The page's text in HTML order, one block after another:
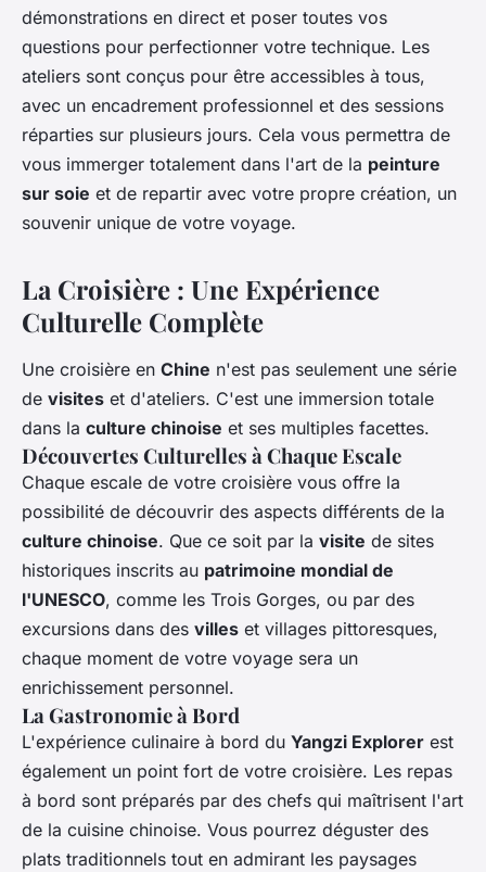
démonstrations en direct et poser toutes vos
questions pour perfectionner votre technique. Les
ateliers sont conçus pour être accessibles à tous,
avec un encadrement professionnel et des sessions
réparties sur plusieurs jours. Cela vous permettra de
vous immerger totalement dans l'art de la peinture
sur soie et de repartir avec votre propre création, un
souvenir unique de votre voyage.
La Croisière : Une Expérience
Culturelle Complète
Une croisière en Chine n'est pas seulement une série
de visites et d'ateliers. C'est une immersion totale
dans la culture chinoise et ses multiples facettes.
Découvertes Culturelles à Chaque Escale
Chaque escale de votre croisière vous offre la
possibilité de découvrir des aspects différents de la
culture chinoise. Que ce soit par la visite de sites
historiques inscrits au patrimoine mondial de
l'UNESCO, comme les Trois Gorges, ou par des
excursions dans des villes et villages pittoresques,
chaque moment de votre voyage sera un
enrichissement personnel.
La Gastronomie à Bord
L'expérience culinaire à bord du Yangzi Explorer est
également un point fort de votre croisière. Les repas
à bord sont préparés par des chefs qui maîtrisent l'art
de la cuisine chinoise. Vous pourrez déguster des
plats traditionnels tout en admirant les paysages